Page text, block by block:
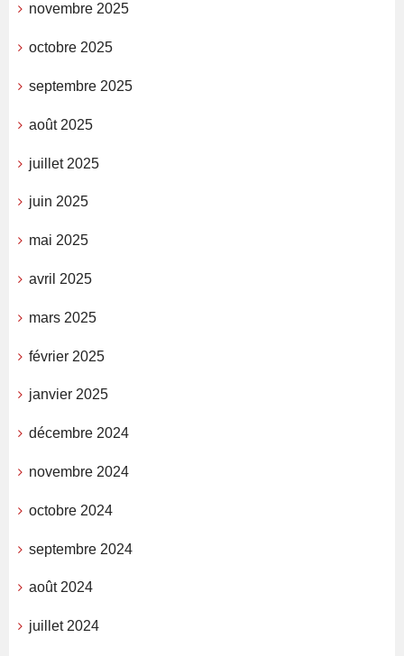
novembre 2025
octobre 2025
septembre 2025
août 2025
juillet 2025
juin 2025
mai 2025
avril 2025
mars 2025
février 2025
janvier 2025
décembre 2024
novembre 2024
octobre 2024
septembre 2024
août 2024
juillet 2024